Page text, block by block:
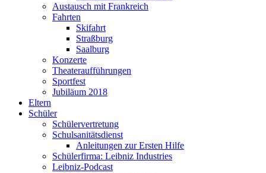
Austausch mit Frankreich
Fahrten
Skifahrt
Straßburg
Saalburg
Konzerte
Theateraufführungen
Sportfest
Jubiläum 2018
Eltern
Schüler
Schülervertretung
Schulsanitätsdienst
Anleitungen zur Ersten Hilfe
Schülerfirma: Leibniz Industries
Leibniz-Podcast